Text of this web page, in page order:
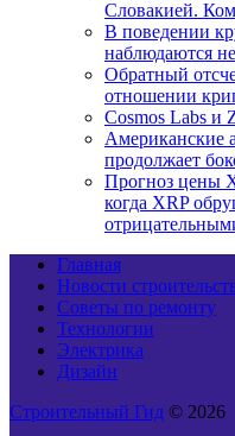
Словакией.
В поведении
наблюдаются
Обратный
отношении
Cosmos Labs и
Американские
продолжает
Прогноз цены
когда XRP
Главная
Новости
Советы по ремонту
Технологии
Электрика
Дизайн
Строительный Гид © 2026